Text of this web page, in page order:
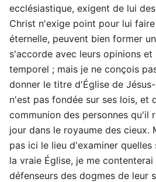
ecclésiastique, exigent de lui
Christ n'exige point pour lui
éternelle, peuvent bien former
s'accorde avec leurs opinions et
temporel ; mais je ne conçois
donner le titre d'Église de
n'est pas fondée sur ses lois, et
communion des personnes qu'il
jour dans le royaume des cieux.
pas ici le lieu d'examiner
la vraie Église, je me
défenseurs des dogmes de leur